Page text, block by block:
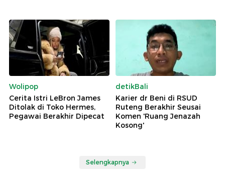
Wolipop
Cerita Istri LeBron James
Ditolak di Toko Hermes,
Pegawai Berakhir Dipecat
detikBali
Karier dr Beni di RSUD
Ruteng Berakhir Seusai
Komen 'Ruang Jenazah
Kosong'
Selengkapnya